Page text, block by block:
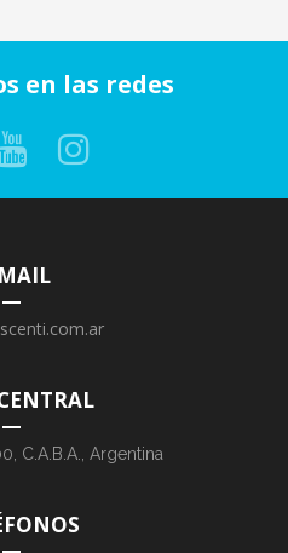
en las redes
C.A.B.A., Argentina